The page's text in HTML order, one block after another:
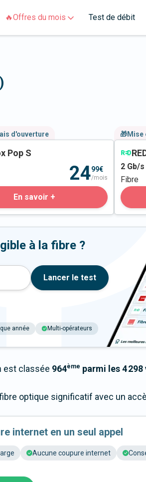
🔥Offres du mois Test de débit
d'ouverture
Pop S
2499€
/mois
En savoir +
🎁Mise
2 Gb/s
Fibre
à la fibre ?
Lancer le test
année Multi-opérateurs
est classée 964ème parmi les 4
optique significatif avec un
internet en un seul appel
Aucune coupure internet